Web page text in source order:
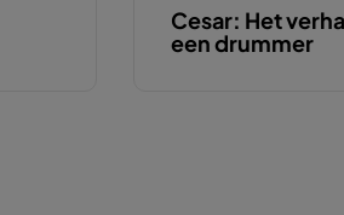
Cesar: Het
een drummer